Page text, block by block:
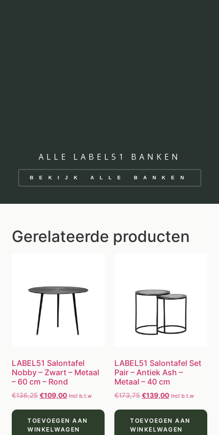
ALLE LABEL51 BANKEN
BEKIJK ALLE BANKEN
Gerelateerde producten
LABEL51 Salontafel
Nobby – Zwart – Metaal
– 60 cm – Rond
€136,25 €109,00 Incl b.t.w
TOEVOEGEN AAN
WINKELWAGEN
LABEL51 Salontafel Set
Pair – Antiek Ash –
Metaal – 40 cm
€173,75 €139,00 Incl b.t.w
TOEVOEGEN AAN
WINKELWAGEN